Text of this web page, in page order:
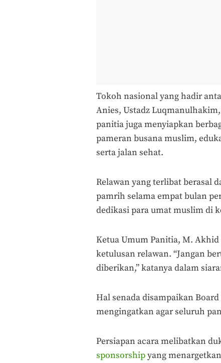
Tokoh nasional yang hadir
Anies, Ustadz
panitia juga menyiapkan
pameran busana muslim,
serta jalan sehat.
Relawan yang terlibat berasal
pamrih selama empat bulan
dedikasi para umat muslim di
Ketua Umum Panitia, M.
ketulusan relawan. “Jangan
diberikan,” katanya dalam
Hal senada disampaikan
mengingatkan agar seluruh
Persiapan acara melibatkan
sponsorshipyang